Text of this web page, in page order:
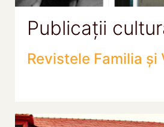
Publicații
Revistele Familia și